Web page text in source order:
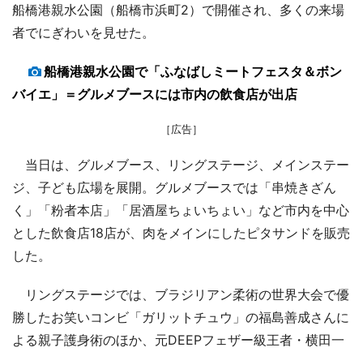
船橋港親水公園（船橋市浜町2）で開催され、多くの来場
者でにぎわいを見せた。
船橋港親水公園で「ふなばしミートフェスタ＆ボン
バイエ」＝グルメブースには市内の飲食店が出店
［広告］
当日は、グルメブース、リングステージ、メインステー
ジ、子ども広場を展開。グルメブースでは「串焼きざん
く」「粉者本店」「居酒屋ちょいちょい」など市内を中心
とした飲食店18店が、肉をメインにしたピタサンドを販売
した。
リングステージでは、ブラジリアン柔術の世界大会で優
勝したお笑いコンビ「ガリットチュウ」の福島善成さんに
よる親子護身術のほか、元DEEPフェザー級王者・横田一